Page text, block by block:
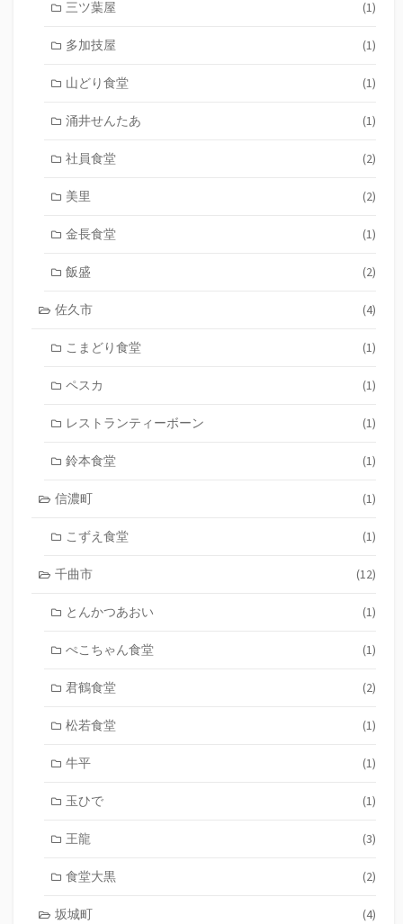
三ツ葉屋 (1)
多加技屋 (1)
山どり食堂 (1)
涌井せんたあ (1)
社員食堂 (2)
美里 (2)
金長食堂 (1)
飯盛 (2)
佐久市 (4)
こまどり食堂 (1)
ペスカ (1)
レストランティーボーン (1)
鈴本食堂 (1)
信濃町 (1)
こずえ食堂 (1)
千曲市 (12)
とんかつあおい (1)
ぺこちゃん食堂 (1)
君鶴食堂 (2)
松若食堂 (1)
牛平 (1)
玉ひで (1)
王龍 (3)
食堂大黒 (2)
坂城町 (4)